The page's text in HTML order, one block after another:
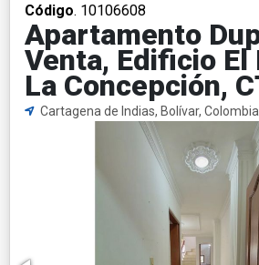
Código. 10106608
Apartamento
Venta, Edificio El
La Concepción,
Cartagena de Indias, Bolívar, Colombia